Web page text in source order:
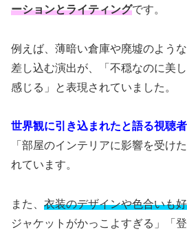
ーションとライティングです。
例えば、薄暗い倉庫や廃墟のよう
差し込む演出が、「不穏なのに美
感じる」と表現されていました。
世界観に引き込まれたと語る視聴
「部屋のインテリアに影響を受け
れています。
また、 衣装のデザインや色合いも
ジャケットがかっこよすぎる」「